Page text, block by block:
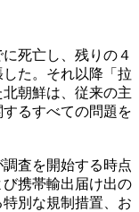
死亡し、残りの４
た。それ以降「拉
朝鮮は、従来の主
るすべての問題を
査を開始する時点
携帯輸出届け出の
別な規制措置、お